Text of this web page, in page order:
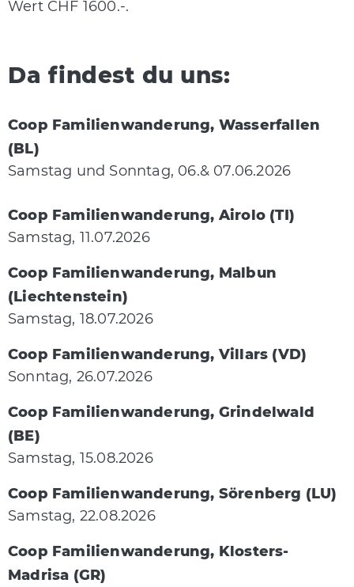
Wert CHF 1600.-.
Da findest du uns:
Coop Familienwanderung, Wasserfallen
(BL)
Samstag und Sonntag, 06.& 07.06.2026
Coop Familienwanderung, Airolo (TI)
Samstag, 11.07.2026
Coop Familienwanderung, Malbun
(Liechtenstein)
Samstag, 18.07.2026
Coop Familienwanderung, Villars (VD)
Sonntag, 26.07.2026
Coop Familienwanderung, Grindelwald
(BE)
Samstag, 15.08.2026
Coop Familienwanderung, Sörenberg (LU)
Samstag, 22.08.2026
Coop Familienwanderung, Klosters-
Madrisa (GR)